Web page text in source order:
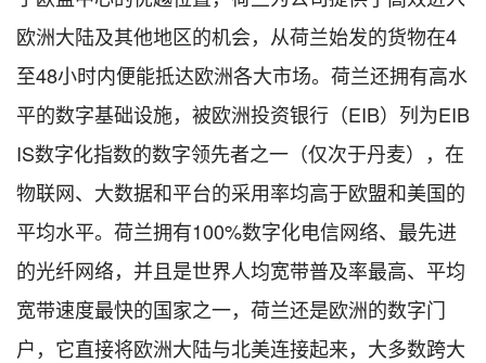
欧洲大陆及其他地区的机会，从荷兰始发的货物在4
至48小时内便能抵达欧洲各大市场。荷兰还拥有高水
平的数字基础设施，被欧洲投资银行（EIB）列为EIB
IS数字化指数的数字领先者之一（仅次于丹麦），在
物联网、大数据和平台的采用率均高于欧盟和美国的
平均水平。荷兰拥有100%数字化电信网络、最先进
的光纤网络，并且是世界人均宽带普及率最高、平均
宽带速度最快的国家之⼀，荷兰还是欧洲的数字门
户，它直接将欧洲大陆与北美连接起来，大多数跨大